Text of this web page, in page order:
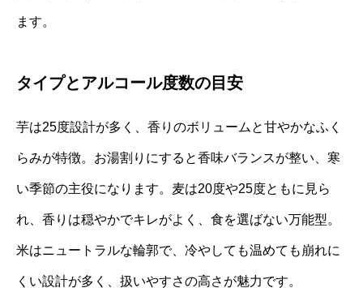
ます。
タイプとアルコール度数の目安
芋は25度設計が多く、香りのボリュームと甘やかなふく
らみが特徴。お湯割りにすると香味バランスが整い、寒
い季節の主役になります。麦は20度や25度ともに見ら
れ、香りは穏やかでキレがよく、食を選ばない万能型。
米はニュートラルな輪郭で、冷やしても温めても崩れに
くい設計が多く、扱いやすさの高さが魅力です。